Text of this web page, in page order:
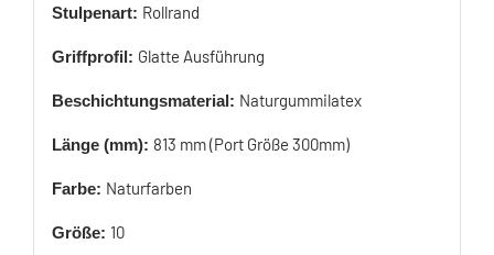
Stulpenart: Rollrand
Griffprofil: Glatte Ausführung
Beschichtungsmaterial: Naturgummilatex
Länge (mm): 813 mm (Port Größe 300mm)
Farbe: Naturfarben
Größe: 10